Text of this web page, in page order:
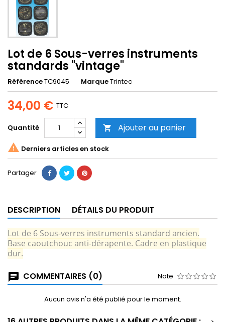
Lot de 6 Sous-verres instruments
standards "vintage"
RéférenceTC9045 MarqueTrintec
34,00 € TTC
Quantité  Ajouter au panier
 Derniers articles en stock
Partager
DESCRIPTION DÉTAILS DU PRODUIT
Lot de 6 Sous-verres instruments standard ancien.
Base caoutchouc anti-dérapente. Cadre en plastique
dur.
COMMENTAIRES (0) Note
Aucun avis n'a été publié pour le moment.